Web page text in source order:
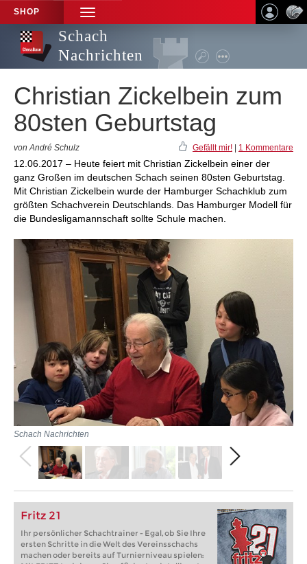
SHOP
TOGGLE
NAVIGATION
Schach
Nachrichten
Christian Zickelbein zum
80sten Geburtstag
von André Schulz Gefällt mir! 1 Kommentare
12.06.2017 – Heute feiert mit Christian Zickelbein einer der
ganz Großen im deutschen Schach seinen 80sten Geburtstag.
Mit Christian Zickelbein wurde der Hamburger Schachklub zum
größten Schachverein Deutschlands. Das Hamburger Modell für
die Bundesligamannschaft sollte Schule machen.
Schach Nachrichten
Fritz 21
Ihr persönlicher Schachtrainer - Egal, ob Sie Ihre
ersten Schritte in die Welt des Vereinsschachs
machen oder bereits auf Turnierniveau spielen: